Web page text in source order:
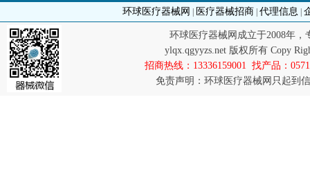
环球医疗器械网 医疗器械招商 代理信息
环球医疗器械网成立于2008年
ylqx.qgyyzs.net 版权所有 Copy
招商热线：13336159001 找产品：
免责声明：环球医疗器械网只起到